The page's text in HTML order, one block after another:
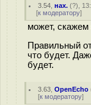
3.54 ,нах. (?),
[к модератору]
может,
Правильный
что будет.
будет.
3.63 ,OpenEcho
[к модератору]